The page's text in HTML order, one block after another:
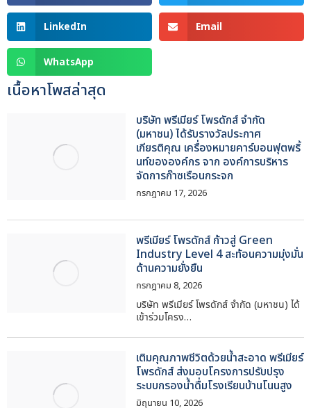
LinkedIn Email
WhatsApp
เนื้อหาโพสล่าสุด
บริษัท พรีเมียร์ โพรดักส์ จำกัด
(มหาชน) ได้รับรางวัลประกาศ
เกียรติคุณ เครื่องหมายคาร์บอนฟุตพริ้
นท์ขององค์กร จาก องค์การบริหาร
จัดการก๊าซเรือนกระจก
กรกฎาคม 17, 2026
พรีเมียร์ โพรดักส์ ก้าวสู่ Green
Industry Level 4 สะท้อนความมุ่งมั่น
ด้านความยั่งยืน
กรกฎาคม 8, 2026
บริษัท พรีเมียร์ โพรดักส์ จำกัด (มหาชน) ได้
เข้าร่วมโครง…
เติมคุณภาพชีวิตด้วยน้ำสะอาด พรีเมียร์
โพรดักส์ ส่งมอบโครงการปรับปรุง
ระบบกรองน้ำดื่มโรงเรียนบ้านโนนสูง
มิถุนายน 10, 2026